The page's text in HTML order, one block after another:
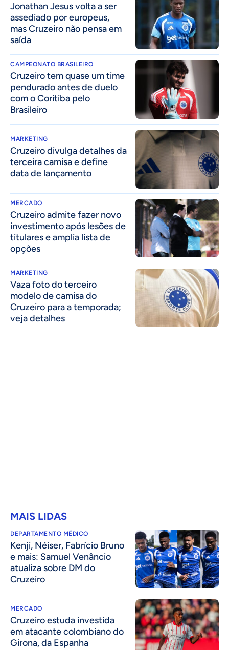
Jonathan Jesus volta a ser
assediado por europeus,
mas Cruzeiro não pensa em
saída
CAMPEONATO BRASILEIRO
Cruzeiro tem quase um time
pendurado antes de duelo
com o Coritiba pelo
Brasileiro
MARKETING
Cruzeiro divulga detalhes da
terceira camisa e define
data de lançamento
MERCADO
Cruzeiro admite fazer novo
investimento após lesões de
titulares e amplia lista de
opções
MARKETING
Vaza foto do terceiro
modelo de camisa do
Cruzeiro para a temporada;
veja detalhes
MAIS LIDAS
DEPARTAMENTO MÉDICO
Kenji, Néiser, Fabrício Bruno
e mais: Samuel Venâncio
atualiza sobre DM do
Cruzeiro
MERCADO
Cruzeiro estuda investida
em atacante colombiano do
Girona, da Espanha